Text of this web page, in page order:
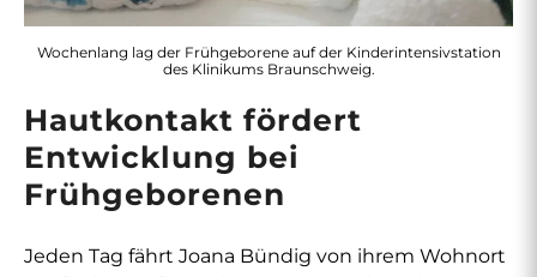
Wochenlang lag der Frühgeborene auf der Kinderintensivstation
des Klinikums Braunschweig.
Hautkontakt fördert
Entwicklung bei
Frühgeborenen
Jeden Tag fährt Joana Bündig von ihrem Wohnort